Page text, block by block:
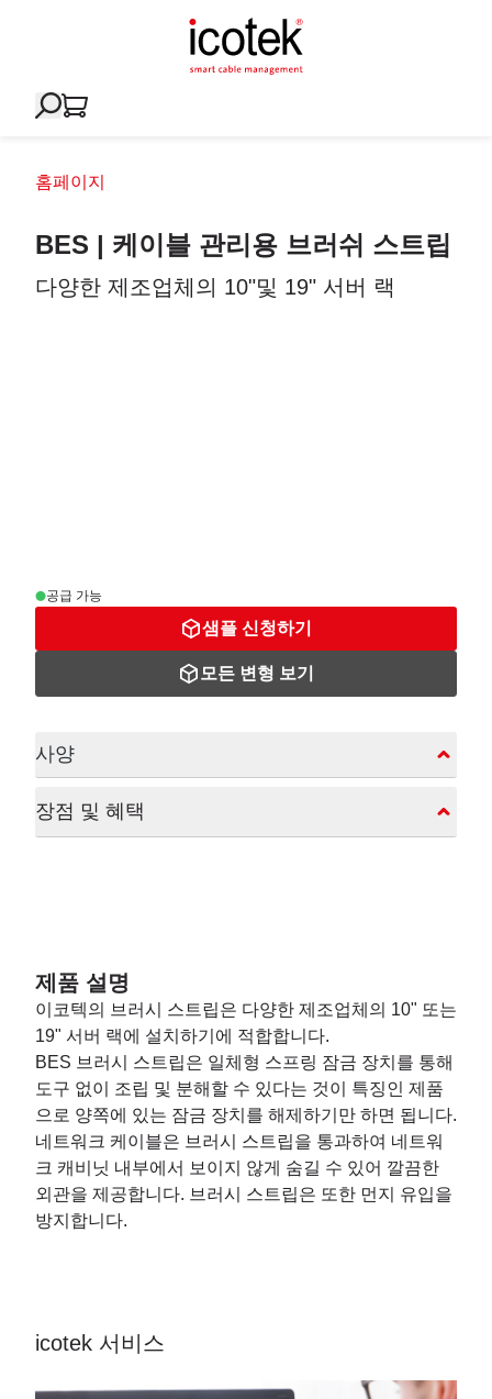
홈페이지
BES | 케이블 관리용 브러쉬 스트립
다양한 제조업체의 10"및 19" 서버 랙
공급 가능
샘플 신청하기
모든 변형 보기
사양
장점 및 혜택
제품 설명
이코텍의 브러시 스트립은 다양한 제조업체의 10" 또는
19" 서버 랙에 설치하기에 적합합니다.
BES 브러시 스트립은 일체형 스프링 잠금 장치를 통해
도구 없이 조립 및 분해할 수 있다는 것이 특징인 제품
으로 양쪽에 있는 잠금 장치를 해제하기만 하면 됩니다.
네트워크 케이블은 브러시 스트립을 통과하여 네트워
크 캐비닛 내부에서 보이지 않게 숨길 수 있어 깔끔한
외관을 제공합니다. 브러시 스트립은 또한 먼지 유입을
방지합니다.
icotek 서비스